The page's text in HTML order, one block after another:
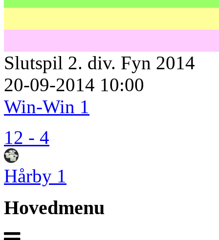
Slutspil 2. div. Fyn 2014
20-09-2014 10:00
Win-Win 1
12 - 4
Hårby 1
Hovedmenu